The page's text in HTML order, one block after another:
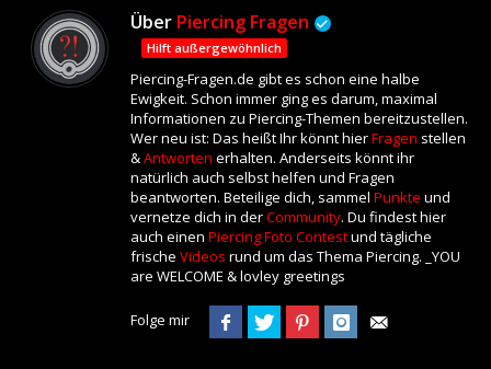
Über Piercing Fragen
Hilft außergewöhnlich
Piercing-Fragen.de gibt es schon eine halbe
Ewigkeit. Schon immer ging es darum, maximal
Informationen zu Piercing-Themen bereitzustellen.
Wer neu ist: Das heißt Ihr könnt hierFragen stellen
&Antworten erhalten. Anderseits könnt ihr
natürlich auch selbst helfen und Fragen
beantworten. Beteilige dich, sammel Punkte und
vernetze dich in derCommunity. Du findest hier
auch einen Piercing Foto Contestund tägliche
frische Videos rund um das Thema Piercing. _YOU
are WELCOME & lovley greetings
Folge mir